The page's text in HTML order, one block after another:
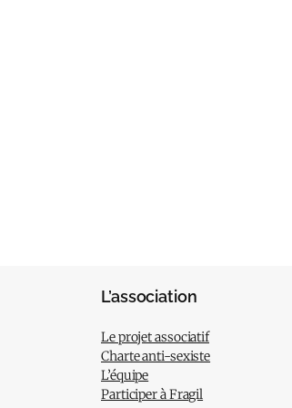
L’association
Le projet associatif
Charte anti-sexiste
L’équipe
Participer à Fragil